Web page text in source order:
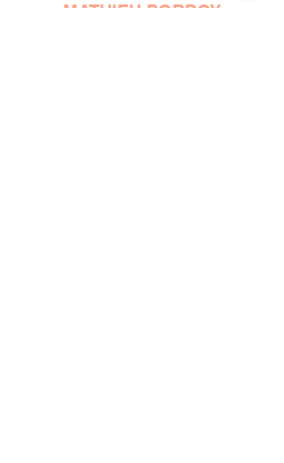
MATHIEU PORDOY